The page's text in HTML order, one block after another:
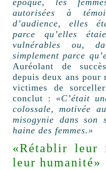
époque, les
autorisées à
d’audience, elles
parce qu’elles
vulnérables ou,
simplement parce
Auréolant de
depuis deux ans
victimes de
conclut : «C’était
colossale, motivée
misogynie dans
haine des femmes.»
«Rétablir leur
leur humanité»